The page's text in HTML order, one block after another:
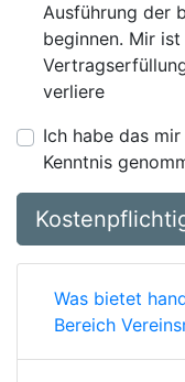
Ausführung der
beginnen. Mir
verliere
Ich habe das
Kenntnis
Was bietet
Bereich